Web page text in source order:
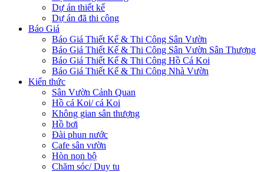
Dự án thiết kế
Dự án đã thi công
Báo Giá
Báo Giá Thiết Kế & Thi Công Sân Vườn
Báo Giá Thiết Kế & Thi Công Sân Vườn Sân Thượng
Báo Giá Thiết Kế & Thi Công Hồ Cá Koi
Báo Giá Thiết Kế & Thi Công Nhà Vườn
Kiến thức
Sân Vườn Cảnh Quan
Hồ cá Koi/ cá Koi
Không gian sân thượng
Hồ bơi
Đài phun nước
Cafe sân vườn
Hòn non bộ
Chăm sóc/ Duy tu